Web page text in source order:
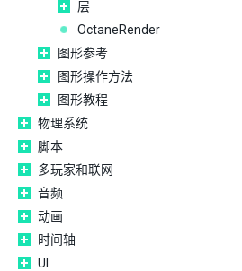
层
OctaneRender
图形参考
图形操作方法
图形教程
物理系统
脚本
多玩家和联网
音频
动画
时间轴
UI